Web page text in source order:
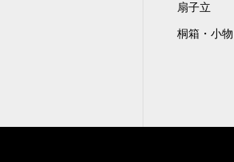
扇子立
桐箱・小物